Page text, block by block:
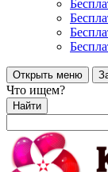
Открыть меню
Что ищем?
Найти